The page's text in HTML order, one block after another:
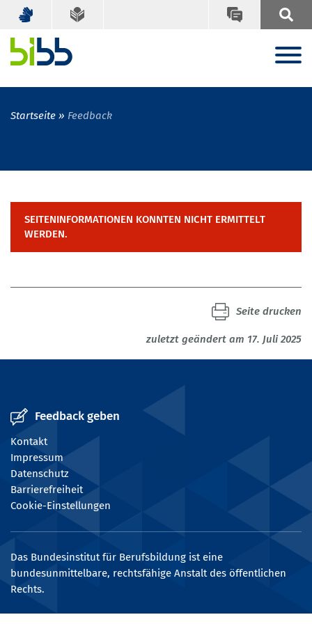
Startseite Feedback
SEITENINFORMATIONEN KONNTEN NICHT ERMITTELT
WERDEN.
zuletzt geändert am 17. Juli 2025
Seite drucken
Feedback geben
Kontakt
Impressum
Datenschutz
Barrierefreiheit
Cookie-Einstellungen
Das Bundesinstitut für Berufsbildung ist eine
bundesunmittelbare, rechtsfähige Anstalt des öffentlichen
Rechts.